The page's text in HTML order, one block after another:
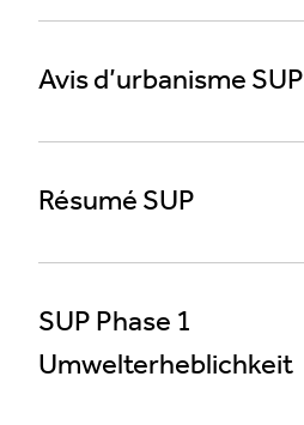
Avis d’urbanisme SUP
Résumé SUP
SUP Phase 1
Umwelterheblichkeit